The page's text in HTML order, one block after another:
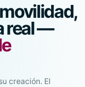
real —
creación. El